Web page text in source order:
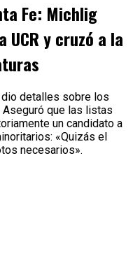
Fe: Michlig
y cruzó a la
detalles sobre los
que las listas
un candidato a
«Quizás el
necesarios».